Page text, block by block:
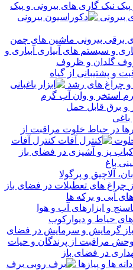
گاری های بیرونی و پیک
بیرونی
ماشین های چمن
آبیاری و
گلدان و ظروف
و پشتیبانی از گیاه
و چراغ های رشد
استخر و وان آب گرم
و برق قابل حمل
مراقبت از
کنترل آفات
کباب پز و آشپزی در فضای باز
باغ
آلاچیق و پرگولا
چراغ های تعطیلات در فضای باز
آبی و برکه ها
و ابزارهای آب و هوا
حیاط و دیوارکوب
گرمایش و سرمایش در فضای
مراقبت از پرندگان و حیات
در فضای باز
ها و پیازها
برف